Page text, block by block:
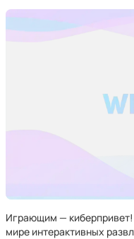
Играющим —
мире интерактивных